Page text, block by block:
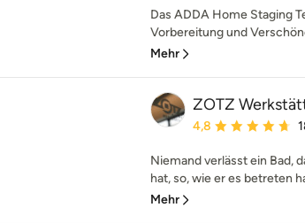
Das ADDA Home Staging
Vorbereitung und
Mehr
ZOTZ
Durchschnittliche
4,8
Niemand verlässt ein Bad,
hat, so, wie er es betreten
Mehr